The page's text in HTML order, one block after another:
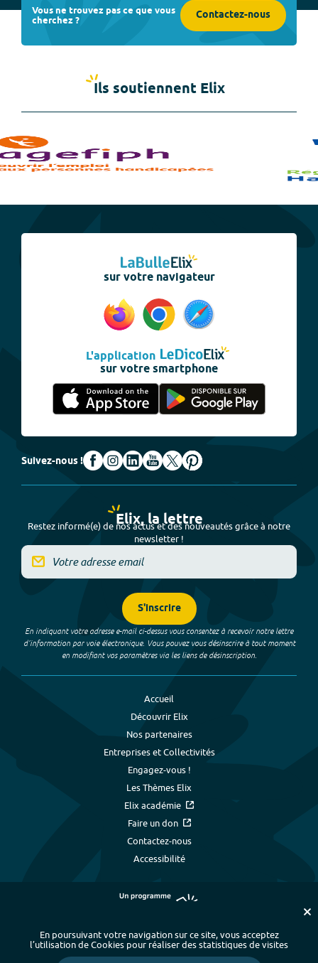
Vous ne trouvez pas ce que vous
cherchez ? Contactez-nous
Ils soutiennent Elix
sur votre navigateur
L'application
sur votre smartphone
Suivez-nous !
Elix, la lettre
Restez informé(e) de nos actus et des nouveautés grâce à notre
newsletter !
S'inscrire
En indiquant votre adresse e-mail ci-dessus vous consentez à recevoir notre lettre
d’information par voie électronique. Vous pouvez vous désinscrire à tout moment
en modifiant vos paramètres via les liens de désinscription.
Accueil
Découvrir Elix
Nos partenaires
Entreprises et Collectivités
Engagez-vous !
Les Thèmes Elix
Elix académie
Faire un don
Contactez-nous
Accessibilité
Plan du site - Index alphabétique -
En poursuivant votre navigation sur ce site, vous acceptez
l’utilisation de Cookies pour réaliser des statistiques de visites